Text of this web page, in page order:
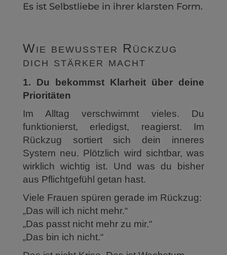
Es ist Selbstliebe in ihrer klarsten Form.
Wie bewusster Rückzug
dich stärker macht
1. Du bekommst Klarheit über deine
Prioritäten
Im Alltag verschwimmt vieles. Du
funktionierst, erledigst, reagierst. Im
Rückzug sortiert sich dein inneres
System neu. Plötzlich wird sichtbar, was
wirklich wichtig ist. Und was du bisher
aus Pflichtgefühl getan hast.
Viele Frauen spüren gerade im Rückzug:
„Das will ich nicht mehr.“
„Das passt nicht mehr zu mir.“
„Das bin ich nicht.“